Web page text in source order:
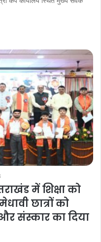
में शिक्षा को
छात्रों को
संस्कार का दिया